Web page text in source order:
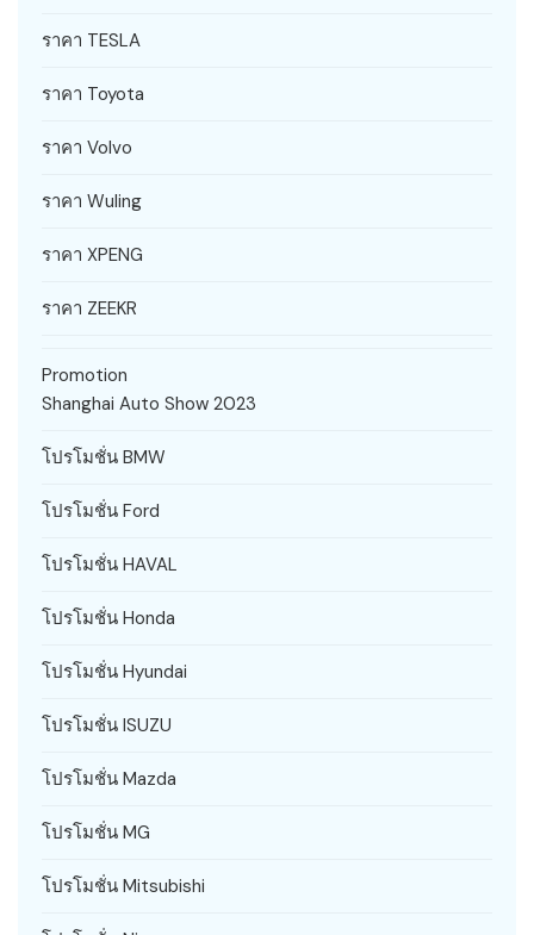
ราคา TESLA
ราคา Toyota
ราคา Volvo
ราคา Wuling
ราคา XPENG
ราคา ZEEKR
Promotion
Shanghai Auto Show 2023
โปรโมชั่น BMW
โปรโมชั่น Ford
โปรโมชั่น HAVAL
โปรโมชั่น Honda
โปรโมชั่น Hyundai
โปรโมชั่น ISUZU
โปรโมชั่น Mazda
โปรโมชั่น MG
โปรโมชั่น Mitsubishi